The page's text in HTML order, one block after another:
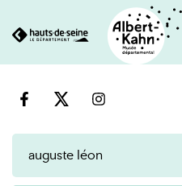
au
Cookies et traceurs utilisés sur